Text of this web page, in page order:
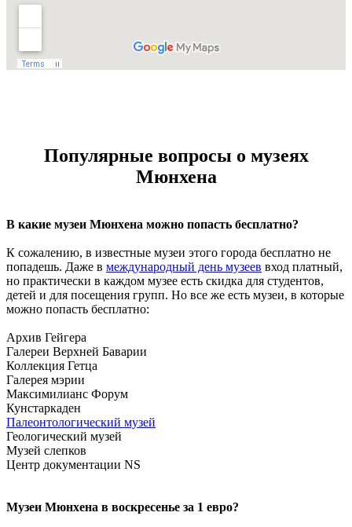
Популярные вопросы о музеях
Мюнхена
В какие музеи Мюнхена можно попасть бесплатно?
К сожалению, в известные музеи этого города бесплатно не
попадешь. Даже в международный день музеев вход платный,
но практически в каждом музее есть скидка для студентов,
детей и для посещения групп. Но все же есть музеи, в которые
можно попасть бесплатно:
Архив Гейгера
Галереи Верхней Баварии
Коллекция Гетца
Галерея мэрии
Максимилианс Форум
Кунстаркаден
Палеонтологический музей
Геологический музей
Музей слепков
Центр документации NS
Музеи Мюнхена в воскресенье за 1 евро?